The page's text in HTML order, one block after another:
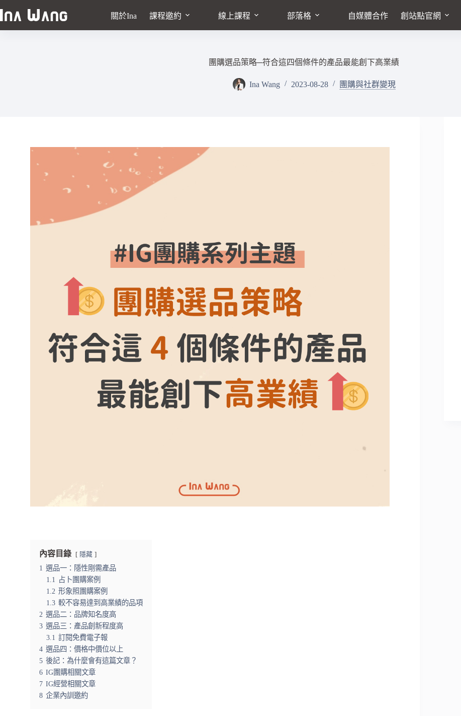
關於Ina 課程邀約 線上課程 部落格 自媒體合作 創站點官網
團購選品策略─符合這四個條件的產品最能創下高業績
Ina Wang 2023-08-28 團購與社群變現
內容目錄 隱藏
1 選品一：隱性剛需產品
1.1 占卜團購案例
1.2 形象照團購案例
1.3 較不容易達到高業績的品項
2 選品二：品牌知名度高
3 選品三：產品創新程度高
3.1 訂閱免費電子報
4 選品四：價格中價位以上
5 後記：為什麼會有這篇文章？
6 IG團購相關文章
7 IG經營相關文章
8 企業內訓邀約